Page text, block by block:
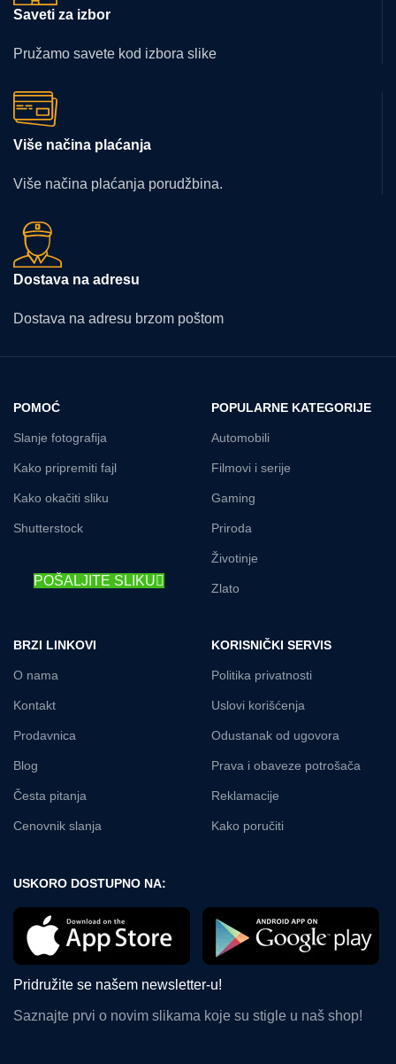
Saveti za izbor
Pružamo savete kod izbora slike
Više načina plaćanja
Više načina plaćanja porudžbina.
Dostava na adresu
Dostava na adresu brzom poštom
POMOĆ
Slanje fotografija
Kako pripremiti fajl
Kako okačiti sliku
Shutterstock
POŠALJITE SLIKU
POPULARNE KATEGORIJE
Automobili
Filmovi i serije
Gaming
Priroda
Životinje
Zlato
BRZI LINKOVI
O nama
Kontakt
Prodavnica
Blog
Česta pitanja
Cenovnik slanja
KORISNIČKI SERVIS
Politika privatnosti
Uslovi korišćenja
Odustanak od ugovora
Prava i obaveze potrošača
Reklamacije
Kako poručiti
USKORO DOSTUPNO NA:
Pridružite se našem newsletter-u!
Saznajte prvi o novim slikama koje su stigle u naš shop!